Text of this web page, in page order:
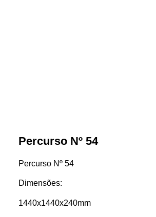
Percurso Nº 54
Percurso Nº 54
Dimensões:
1440x1440x240mm